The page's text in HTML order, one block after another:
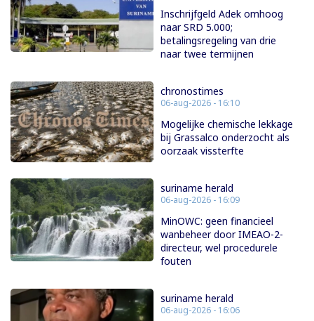
Inschrijfgeld Adek omhoog
naar SRD 5.000;
betalingsregeling van drie
naar twee termijnen
chronostimes
06-aug-2026 - 16:10
Mogelijke chemische lekkage
bij Grassalco onderzocht als
oorzaak vissterfte
suriname herald
06-aug-2026 - 16:09
MinOWC: geen financieel
wanbeheer door IMEAO-2-
directeur, wel procedurele
fouten
suriname herald
06-aug-2026 - 16:06